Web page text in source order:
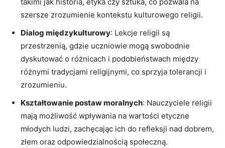
szersze zrozumienie kontekstu kulturowego religii.
Dialog międzykulturowy: Lekcje religii są
przestrzenią, gdzie uczniowie mogą swobodnie
dyskutować o różnicach i podobieństwach między
różnymi tradycjami religijnymi, co sprzyja tolerancji i
zrozumieniu.
Kształtowanie postaw moralnych: Nauczyciele religii
mają możliwość wpływania na wartości etyczne
młodych ludzi, zachęcając ich do refleksji nad dobrem,
złem oraz odpowiedzialnością społeczną.